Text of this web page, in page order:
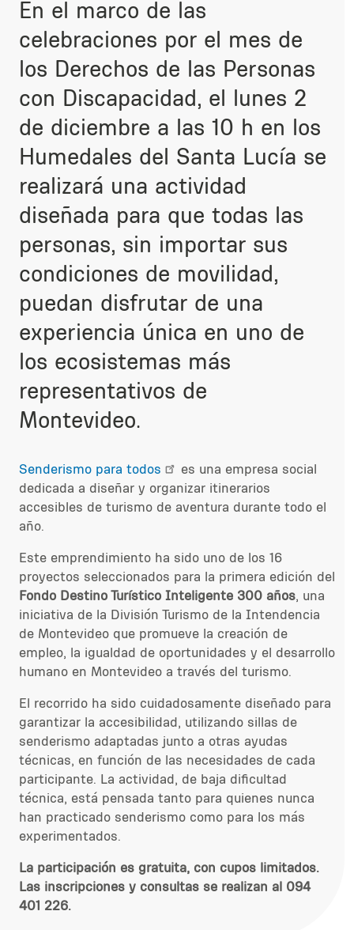
En el marco de las
celebraciones por el mes de
los Derechos de las Personas
con Discapacidad, el lunes 2
de diciembre a las 10 h en los
Humedales del Santa Lucía se
realizará una actividad
diseñada para que todas las
personas, sin importar sus
condiciones de movilidad,
puedan disfrutar de una
experiencia única en uno de
los ecosistemas más
representativos de
Montevideo.
Senderismo para todos
es una empresa social
dedicada a diseñar y organizar itinerarios
accesibles de turismo de aventura durante todo el
año.
Este emprendimiento ha sido uno de los 16
proyectos seleccionados para la primera edición del
Fondo Destino Turístico Inteligente 300 años, una
iniciativa de la División Turismo de la Intendencia
de Montevideo que promueve la creación de
empleo, la igualdad de oportunidades y el desarrollo
humano en Montevideo a través del turismo.
El recorrido ha sido cuidadosamente diseñado para
garantizar la accesibilidad, utilizando sillas de
senderismo adaptadas junto a otras ayudas
técnicas, en función de las necesidades de cada
participante. La actividad, de baja dificultad
técnica, está pensada tanto para quienes nunca
han practicado senderismo como para los más
experimentados.
La participación es gratuita, con cupos limitados.
Las inscripciones y consultas se realizan al 094
401 226.